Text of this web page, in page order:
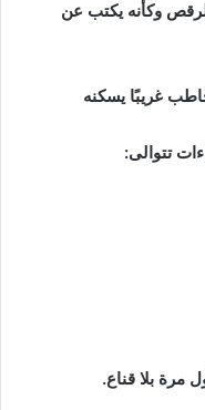
وكأنه يكتب عن
غريبًا يسكنه
تتوالى:
مرة بلا قناع.